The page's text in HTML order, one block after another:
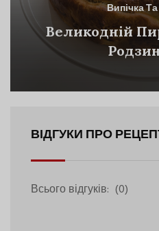
Випічка
Великодній
ВІДГУКИ ПРО
Всього відгуків: (0)